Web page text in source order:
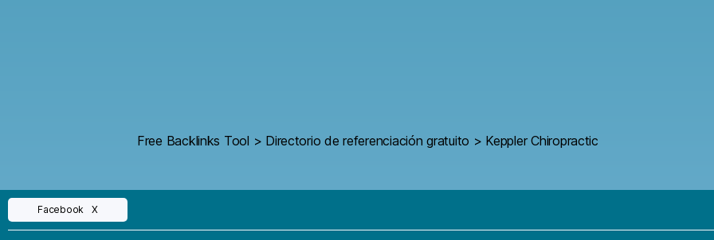
Free Backlinks Tool > Directorio de referenciación gratuito > Keppler Chiropractic
Facebook X